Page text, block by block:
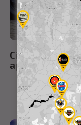
Cinco pessoas
após ação da